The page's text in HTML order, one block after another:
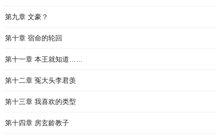
第九章 文豪？
第十章 宿命的轮回
第十一章 本王就知道……
第十二章 冤大头李君羡
第十三章 我喜欢的类型
第十四章 房玄龄教子